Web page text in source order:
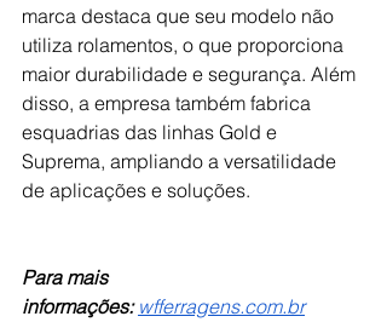
marca destaca que seu modelo não
utiliza rolamentos, o que proporciona
maior durabilidade e segurança. Além
disso, a empresa também fabrica
esquadrias das linhas Gold e
Suprema, ampliando a versatilidade
de aplicações e soluções.
Para mais
informações: wfferragens.com.br